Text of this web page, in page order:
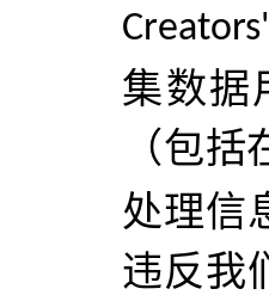
集数据
（包
处理信
违反我